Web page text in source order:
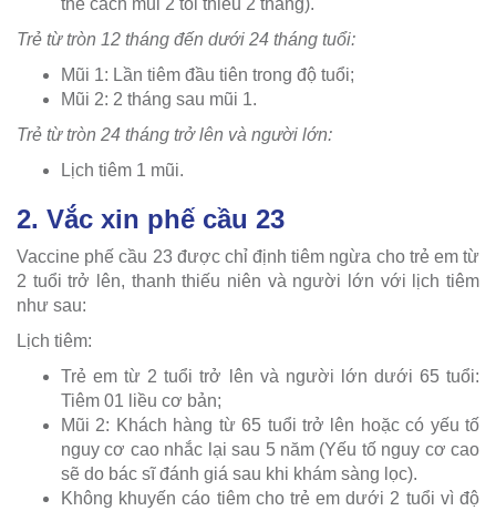
Trẻ từ tròn 12 tháng đến dưới 24 tháng tuổi:
Mũi 1: Lần tiêm đầu tiên trong độ tuổi;
Mũi 2: 2 tháng sau mũi 1.
Trẻ từ tròn 24 tháng trở lên và người lớn:
Lịch tiêm 1 mũi.
2. Vắc xin phế cầu 23
Vaccine phế cầu 23 được chỉ định tiêm ngừa cho trẻ em từ
2 tuổi trở lên, thanh thiếu niên và người lớn với lịch tiêm
như sau:
Lịch tiêm:
Trẻ em từ 2 tuổi trở lên và người lớn dưới 65 tuổi:
Tiêm 01 liều cơ bản;
Mũi 2: Khách hàng từ 65 tuổi trở lên hoặc có yếu tố
nguy cơ cao nhắc lại sau 5 năm (Yếu tố nguy cơ cao
sẽ do bác sĩ đánh giá sau khi khám sàng lọc).
Không khuyến cáo tiêm cho trẻ em dưới 2 tuổi vì độ